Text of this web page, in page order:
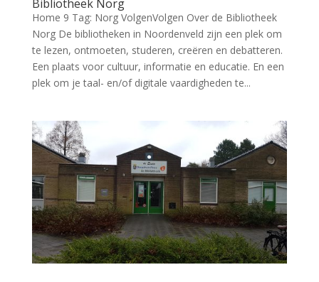
Bibliotheek Norg
Home 9 Tag: Norg VolgenVolgen Over de Bibliotheek
Norg De bibliotheken in Noordenveld zijn een plek om
te lezen, ontmoeten, studeren, creëren en debatteren.
Een plaats voor cultuur, informatie en educatie. En een
plek om je taal- en/of digitale vaardigheden te...